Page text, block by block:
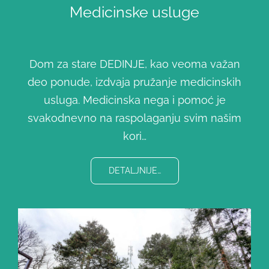
Medicinske usluge
Dom za stare DEDINJE, kao veoma važan
deo ponude, izdvaja pružanje medicinskih
usluga. Medicinska nega i pomoć je
svakodnevno na raspolaganju svim našim
kori…
DETALJNIJE…